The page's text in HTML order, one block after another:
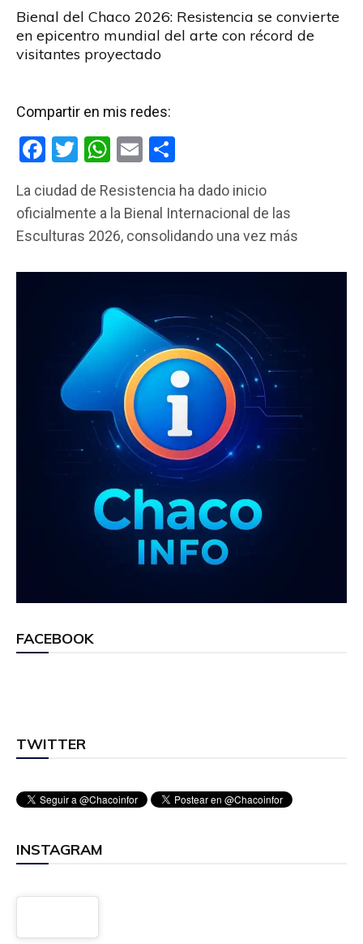
Bienal del Chaco 2026: Resistencia se convierte
en epicentro mundial del arte con récord de
visitantes proyectado
Compartir en mis redes:
F
ce
b
o
T
tt
er
W
at
s
A
p
p
E
ail m
p
tir
La ciudad de Resistencia ha dado inicio
oficialmente a la Bienal Internacional de las
Esculturas 2026, consolidando una vez más
FACEBOOK
TWITTER
INSTAGRAM